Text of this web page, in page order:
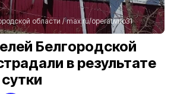
области / max.ru/operativno31
Белгородской
в результате